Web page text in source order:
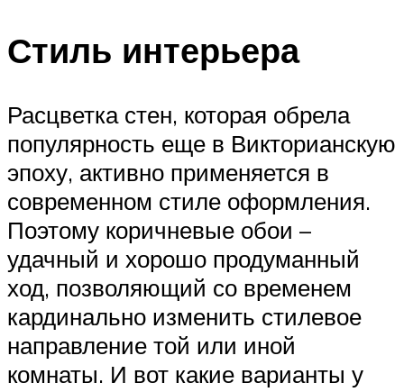
Стиль интерьера
Расцветка стен, которая обрела
популярность еще в Викторианскую
эпоху, активно применяется в
современном стиле оформления.
Поэтому коричневые обои –
удачный и хорошо продуманный
ход, позволяющий со временем
кардинально изменить стилевое
направление той или иной
комнаты. И вот какие варианты у